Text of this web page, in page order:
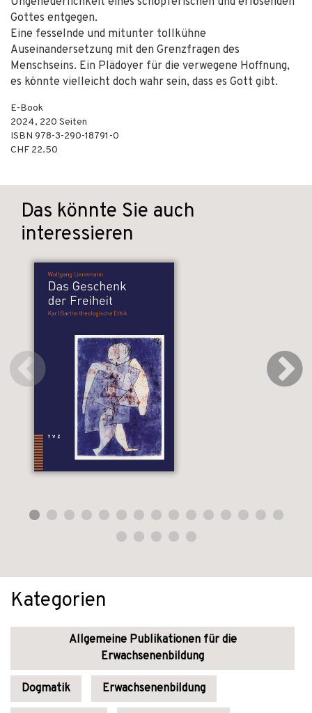
Gottes entgegen.
Eine fesselnde und mitunter tollkühne
Auseinandersetzung mit den Grenzfragen des
Menschseins. Ein Plädoyer für die verwegene Hoffnung,
es könnte vielleicht doch wahr sein, dass es Gott gibt.
E-Book
2024, 220 Seiten
ISBN 978-3-290-18791-0
CHF 22.50
Das könnte Sie auch
interessieren
Kategorien
Allgemeine Publikationen für die
Erwachsenenbildung
Dogmatik Erwachsenenbildung